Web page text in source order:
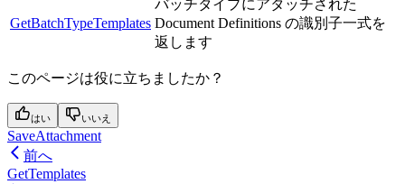
GetBatchTypeTemplates
バッチタイプにアタッチされた
Document Definitions の識別子一式を
返します
このページは役に立ちましたか？
はい いいえ
SaveAttachment
前へ
GetTemplates